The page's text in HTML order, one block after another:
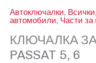
Автоключалки, Всички,
автомобили, Части за
КЛЮЧАЛКА
PASSAT 5, 6